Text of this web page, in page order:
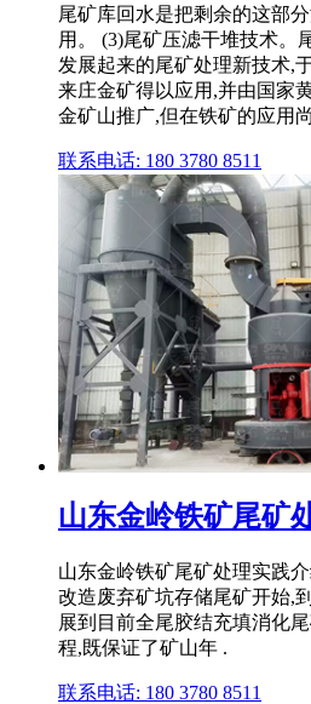
尾矿库回水是把剩余的这部
用。 (3)尾矿压滤干堆技术。
发展起来的尾矿处理新技术,
来庄金矿得以应用,并由国家
金矿山推广,但在铁矿的应用
联系电话: 180 3780 8511
山东金岭铁矿尾矿
山东金岭铁矿尾矿处理实践
改造废弃矿坑存储尾矿开始,
展到目前全尾胶结充填消化
程,既保证了矿山年 .
联系电话: 180 3780 8511